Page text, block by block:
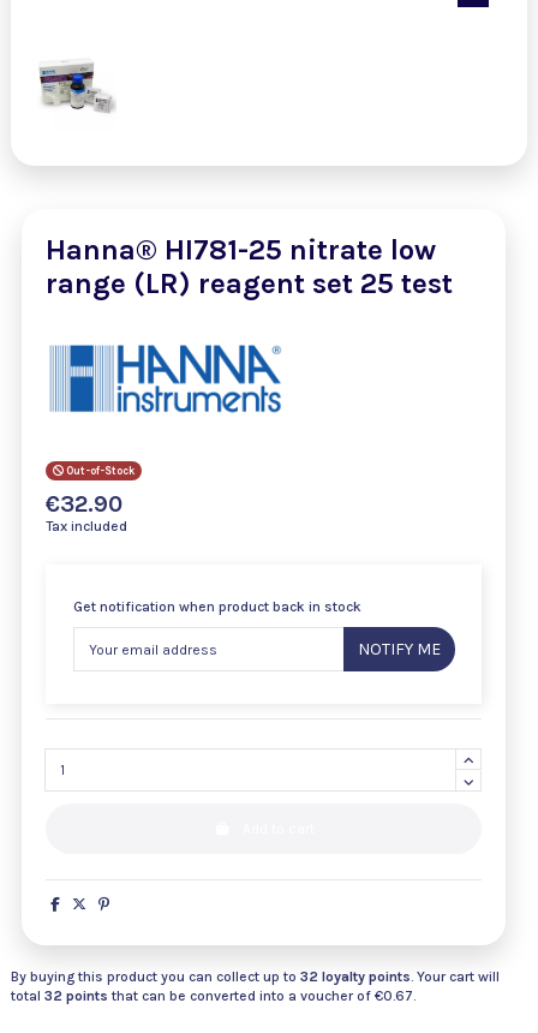
Hanna® HI781-25 nitrate low
range (LR) reagent set 25 test
Out-of-Stock
€32.90
Tax included
Get notification when product back in stock
NOTIFY ME
By buying this product you can collect up to 32 loyalty points. Your cart will
total 32 points that can be converted into a voucher of €0.67.